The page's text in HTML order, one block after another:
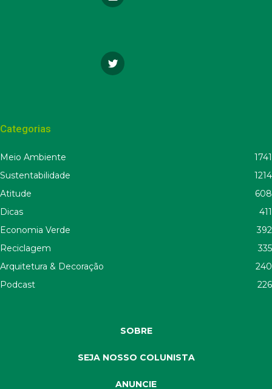
Categorias
Meio Ambiente
1741
Sustentabilidade
1214
Atitude
608
Dicas
411
Economia Verde
392
Reciclagem
335
Arquitetura & Decoração
240
Podcast
226
SOBRE
SEJA NOSSO COLUNISTA
ANUNCIE